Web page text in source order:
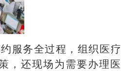
服务全过程，组织医疗
，还现场为需要办理医